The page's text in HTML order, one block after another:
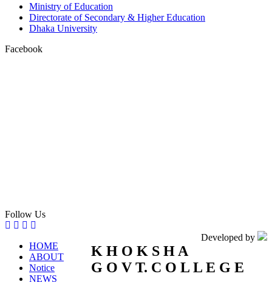
Ministry of Education
Directorate of Secondary & Higher Education
Dhaka University
Facebook
Follow Us
HOME
ABOUT
Notice
NEWS
Developed by
K H O K S H A
G O V T. C O L L E G E